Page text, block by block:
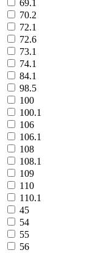
69.1
70.2
72.1
72.6
73.1
74.1
84.1
98.5
100
100.1
106
106.1
108
108.1
109
110
110.1
45
54
55
56